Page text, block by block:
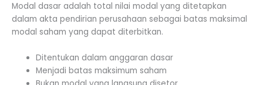
Modal dasar adalah total nilai modal yang ditetapkan
dalam akta pendirian perusahaan sebagai batas maksimal
modal saham yang dapat diterbitkan.
Ditentukan dalam anggaran dasar
Menjadi batas maksimum saham